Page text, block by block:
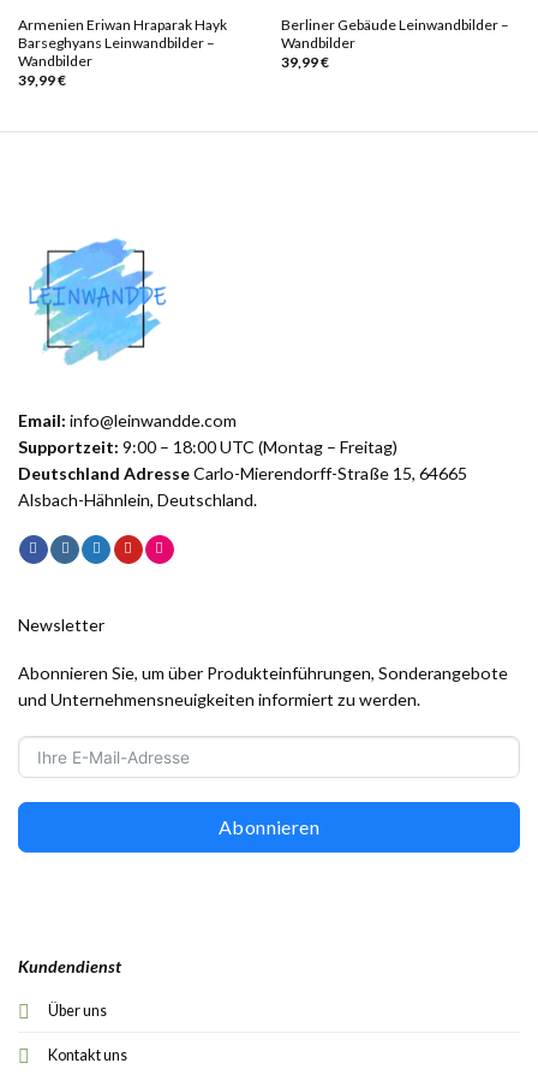
Armenien Eriwan Hraparak Hayk
Barseghyans Leinwandbilder –
Wandbilder
39,99€
Berliner Gebäude Leinwandbilder –
Wandbilder
39,99€
Email: info@leinwandde.com
Supportzeit: 9:00 – 18:00 UTC (Montag – Freitag)
Deutschland AdresseCarlo-Mierendorff-Straße 15, 64665
Alsbach-Hähnlein, Deutschland.
Kundendienst
Über uns
Kontakt uns
Newsletter
Abonnieren Sie, um über Produkteinführungen, Sonderangebote
und Unternehmensneuigkeiten informiert zu werden.
Abonnieren